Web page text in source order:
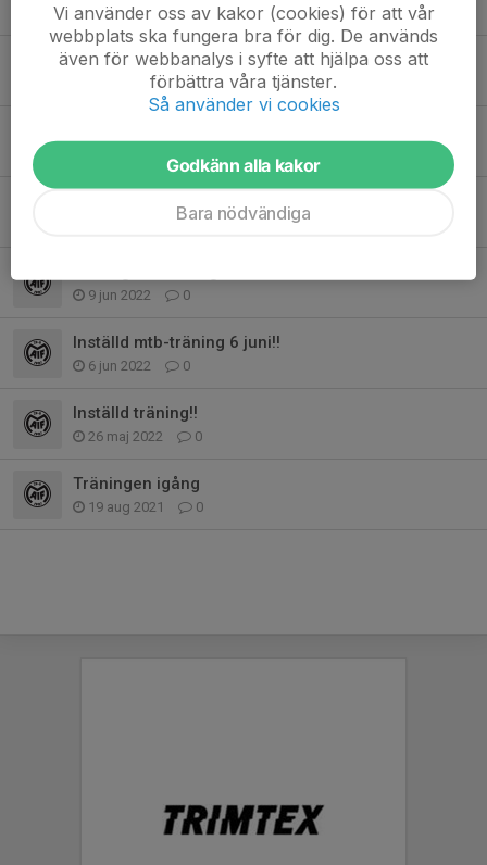
13 jun 2023 0
Inställd träning 1 maj
24 apr 2023 0
0
9 jun 2022 0
Inställd mtb-träning 6 juni!!
6 jun 2022 0
Inställd träning!!
26 maj 2022 0
Träningen igång
19 aug 2021 0
Vi använder oss av kakor (cookies) för att vår
webbplats ska fungera bra för dig. De används
även för webbanalys i syfte att hjälpa oss att
förbättra våra tjänster.
Så använder vi cookies
Godkänn alla kakor
Bara nödvändiga